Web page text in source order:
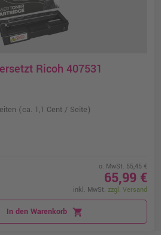
Ricoh 407531
(ca. 1,1 Cent / Seite)
o. MwSt. 55,45 €
65,99 €
inkl. MwSt. zzgl. Versand
In den Warenkorb shopping_cart